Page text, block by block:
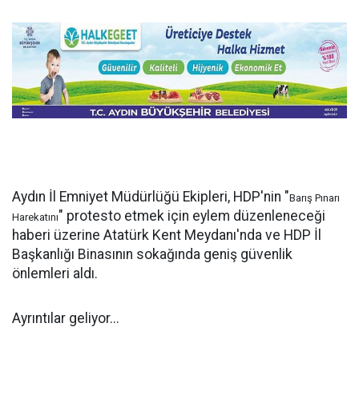
Aydın İl Emniyet Müdürlüğü Ekipleri, HDP'nin "Barış Pınarı
Harekatını" protesto etmek için eylem düzenleneceği
haberi üzerine Atatürk Kent Meydanı'nda ve HDP İl
Başkanlığı Binasının sokağında geniş güvenlik
önlemleri aldı.
Ayrıntılar geliyor...